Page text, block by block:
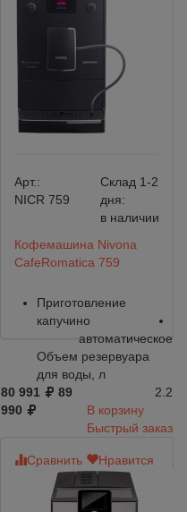
Арт.:
NICR 759
Склад 1-2
дня:
в наличии
Кофемашина Nivona
CafeRomatica 759
Приготовление
капучино
автоматическое
Объем резервуара
для воды, л
2.2
80 991
89
990
В корзину
Быстрый заказ
Сравнить Нравится